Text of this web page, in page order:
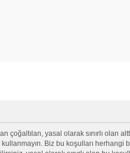
yasal olarak sınırlı olan
Biz bu koşulları